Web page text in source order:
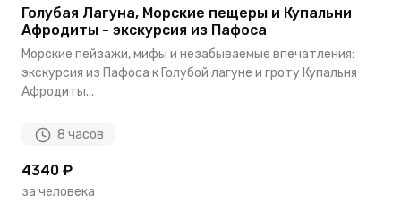
Голубая Лагуна, Морские пещеры и Купальни
Афродиты - экскурсия из Пафоса
Морские пейзажи, мифы и незабываемые впечатления:
экскурсия из Пафоса к Голубой лагуне и гроту Купальня
Афродиты...
8 часов
4340 ₽
за человека